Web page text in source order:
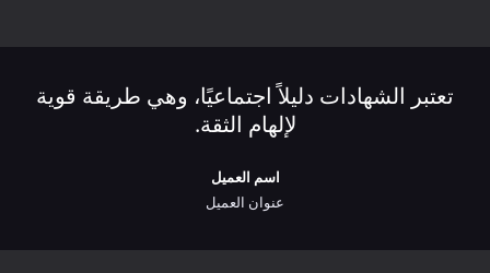
تعتبر الشهادات دليلاً اجتماعيًا، وهي طريقة قوية
لإلهام الثقة.
اسم العميل
عنوان العميل